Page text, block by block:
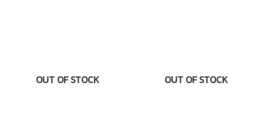
OUT OF STOCK OUT OF STOCK